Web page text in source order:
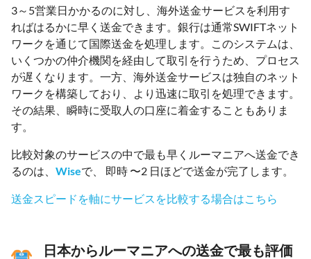
3～5営業日かかるのに対し、海外送金サービスを利用す
ればはるかに早く送金できます。銀行は通常SWIFTネット
ワークを通じて国際送金を処理します。このシステムは、
いくつかの仲介機関を経由して取引を行うため、プロセス
が遅くなります。一方、海外送金サービスは独自のネット
ワークを構築しており、より迅速に取引を処理できます。
その結果、瞬時に受取人の口座に着金することもありま
す。
比較対象のサービスの中で最も早くルーマニアへ送金でき
るのは、 Wiseで、 即時 〜2 日ほどで送金が完了します。
送金スピードを軸にサービスを比較する場合はこちら
日本からルーマニアへの送金で最も評価